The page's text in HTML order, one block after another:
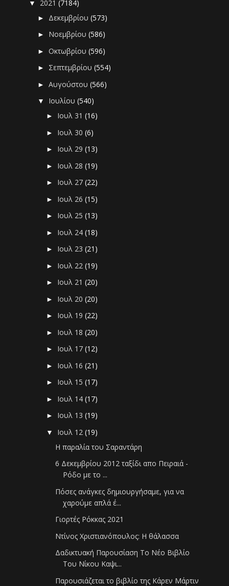
▼ 2021(7184)
► Δεκεμβρίου(573)
► Νοεμβρίου(586)
►Οκτωβρίου(596)
► Σεπτεμβρίου(554)
►Αυγούστου(566)
▼ Ιουλίου(540)
► Ιουλ 31(16)
► Ιουλ 30(6)
► Ιουλ 29(13)
► Ιουλ 28(19)
► Ιουλ 27(22)
► Ιουλ 26(15)
► Ιουλ 25(13)
► Ιουλ 24(18)
► Ιουλ 23(21)
► Ιουλ 22(19)
► Ιουλ 21(20)
► Ιουλ 20(20)
► Ιουλ 19(22)
► Ιουλ 18(20)
► Ιουλ 17(12)
► Ιουλ 16(21)
► Ιουλ 15(17)
► Ιουλ 14(17)
► Ιουλ 13(19)
▼ Ιουλ 12(19)
Η παραλία του Σαραντάρη
6 Δεκεμβρίου 2012 ταξίδι απο Πειραιά -
Ρόδο με το ...
Πόσες ανάγκες δημιουργήσαμε, για να
χαρούμε απλά έ...
Γιορτές Ρόκκας 2021
Ντίνος Χριστιανόπουλος: Η θάλασσα
Δαδικτυακή Παρουσίαση Το Νέο Βιβλίο
Του Νίκου Καψι...
Παρουσιάζεται το βιβλίο της Κάρεν Μάρτιν